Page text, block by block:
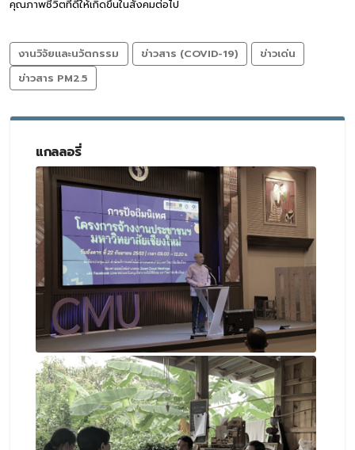
คุณภาพชีวิตที่ดีให้เกิดขึ้นในสังคมต่อไป
งานวิจัยและนวัตกรรม ข่าวสาร (COVID-19)
ข่าวเด่น
ข่าวสาร PM2.5
แกลลอรี่